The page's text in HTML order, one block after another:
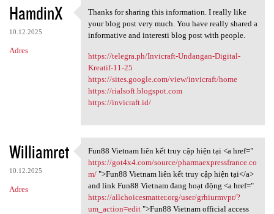
HamdinX
10.12.2025
Adres
Thanks for sharing this
Thanks for sharing this information. I really like
your blog post very much. You have really shared a
informative and interesti blog post with people.
https://telegra.ph/Invicraft-Undangan-Digital-
Kreatif-11-25
https://sites.google.com/view/invicraft/home
https://rialsoft.blogspot.com
https://invicraft.id/
Williamret
10.12.2025
Adres
Fun88 Vietnam liên kết truy
Fun88 Vietnam liên kết truy cập hiện tại <a href="
https://got4x4.com/source/pharmaexpressfrance.co
m/">Fun88 Vietnam liên kết truy cập hiện tại</a>
and link Fun88 Vietnam đang hoạt động <a href="
https://allchoicesmatter.org/user/grhiurmvpr/?
um_action=edit">Fun88 Vietnam official access